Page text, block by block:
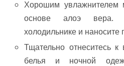
Хорошим увлажнителем
основе алоэ
холодильнике и наносите
Тщательно отнеситесь к
белья и ночной